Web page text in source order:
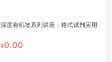
深度有机物系列讲座：格式试剂应用
0.00